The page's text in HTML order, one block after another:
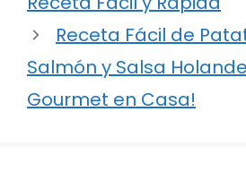
Receta Fácil de
Salmón y Salsa
Gourmet en Casa!